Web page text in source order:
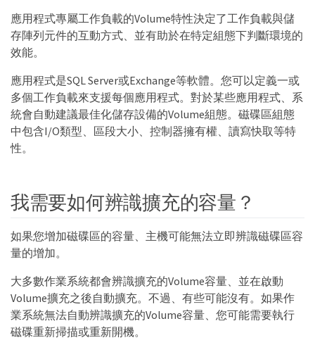
應用程式專屬工作負載的Volume特性決定了工作負載與儲
存陣列元件的互動方式、並有助於在特定組態下判斷環境的
效能。
應用程式是SQL Server或Exchange等軟體。您可以定義一或
多個工作負載來支援每個應用程式。對於某些應用程式、系
統會自動建議最佳化儲存設備的Volume組態。磁碟區組態
中包含I/O類型、區段大小、控制器擁有權、讀寫快取等特
性。
我需要如何辨識擴充的容量？
如果您增加磁碟區的容量、主機可能無法立即辨識磁碟區容
量的增加。
大多數作業系統都會辨識擴充的Volume容量、並在啟動
Volume擴充之後自動擴充。不過、有些可能沒有。如果作
業系統無法自動辨識擴充的Volume容量、您可能需要執行
磁碟重新掃描或重新開機。